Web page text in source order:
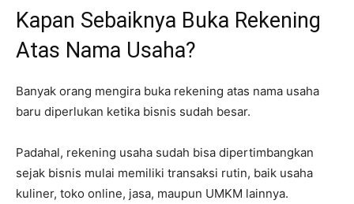
Kapan Sebaiknya Buka Rekening
Atas Nama Usaha?
Banyak orang mengira buka rekening atas nama usaha
baru diperlukan ketika bisnis sudah besar.
Padahal, rekening usaha sudah bisa dipertimbangkan
sejak bisnis mulai memiliki transaksi rutin, baik usaha
kuliner, toko online, jasa, maupun UMKM lainnya.